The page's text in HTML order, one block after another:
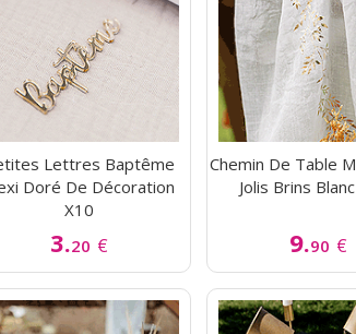
Lettres Baptême
Doré De Décoration
X10
3.20 €
Chemin De Table
Jolis Brins
9.90 €